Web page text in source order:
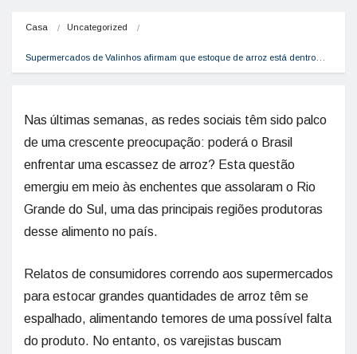
Casa Uncategorized
Supermercados de Valinhos afirmam que estoque de arroz está dentro…
Nas últimas semanas, as redes sociais têm sido palco
de uma crescente preocupação: poderá o Brasil
enfrentar uma escassez de arroz? Esta questão
emergiu em meio às enchentes que assolaram o Rio
Grande do Sul, uma das principais regiões produtoras
desse alimento no país.
Relatos de consumidores correndo aos supermercados
para estocar grandes quantidades de arroz têm se
espalhado, alimentando temores de uma possível falta
do produto. No entanto, os varejistas buscam